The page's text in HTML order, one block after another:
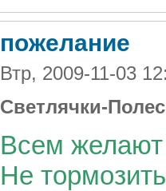
пожелание
Втр, 2009-11-03
Светлячки-
Всем желают
Не